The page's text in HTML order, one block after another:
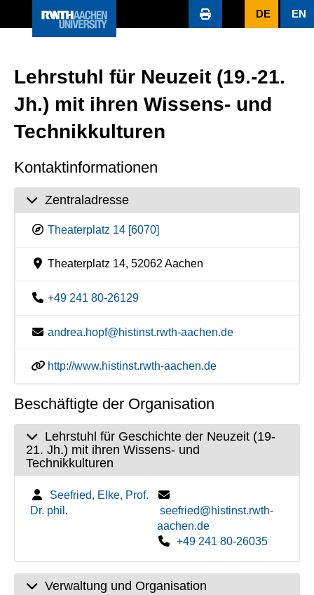
DE EN
Lehrstuhl für Neuzeit (19.-21.
Jh.) mit ihren Wissens- und
Technikkulturen
Kontaktinformationen
Zentraladresse
Theaterplatz 14 [6070]
Theaterplatz 14, 52062 Aachen
+49 241 80-26129
andrea.hopf@histinst.rwth-aachen.de
http://www.histinst.rwth-aachen.de
Beschäftigte der Organisation
Lehrstuhl für Geschichte der Neuzeit (19-
21. Jh.) mit ihren Wissens- und
Technikkulturen
Seefried, Elke, Prof.
Dr. phil.
seefried@histinst.rwth-
aachen.de
+49 241 80-26035
Verwaltung und Organisation